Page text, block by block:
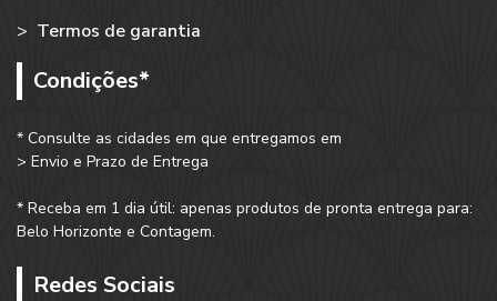
> Termos de garantia
Condições*
* Consulte as cidades em que entregamos em
> Envio e Prazo de Entrega
* Receba em 1 dia útil: apenas produtos de pronta entrega para:
Belo Horizonte e Contagem.
Redes Sociais